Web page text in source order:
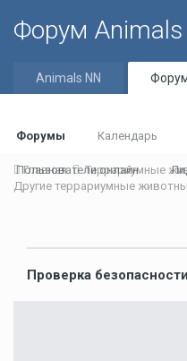
Форум
Animals NN
Форумы Календарь
Пользователи онлайн
Главная
Террариумные
Другие террариумные
Проверка безопасности